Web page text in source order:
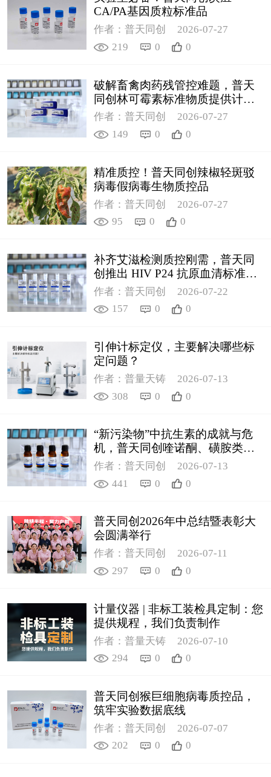
CA/PA基因质粒标准品
作者：普天同创
2026-07-27
219
0 0
破解畜禽肉药残管控难题，普天
同创林可霉素标准物质提供计量
支撑
作者：普天同创
2026-07-27
149
0 0
精准质控！普天同创辣椒轻斑驳
病毒假病毒生物质控品
作者：普天同创
2026-07-27
95
0 0
补齐艾滋检测质控刚需，普天同
创推出 HIV P24 抗原血清标准物
质
作者：普天同创
2026-07-22
157
0 0
引伸计标定仪，主要解决哪些标
定问题？
作者：普量天铸
2026-07-13
308
0 0
“新污染物”中抗生素的成就与危
机，普天同创喹诺酮、磺胺类质
控新品筑牢环境安全防线
作者：普天同创
2026-07-13
441
0 0
普天同创2026年中总结暨表彰大
会圆满举行
作者：普天同创
2026-07-11
297
0 0
计量仪器 | 非标工装检具定制：您
提供规程，我们负责制作
作者：普量天铸
2026-07-10
294
0 0
普天同创猴巨细胞病毒质控品，
筑牢实验数据底线
作者：普天同创
2026-07-07
202
0 0